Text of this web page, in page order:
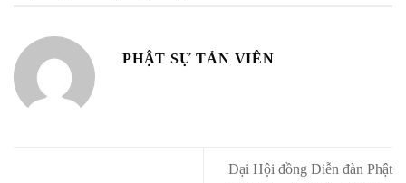
PHẬT SỰ TẢN VIÊN
Đại Hội đồng Diễn đàn Phật